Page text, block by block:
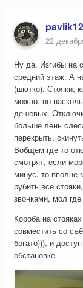
22
Ну да. Изгибы на
средний этаж. А
(шютко). Стояки,
можно, но
дешевых.
больше лень
перекрыть,
Вобщем где то
смотрят, если
минус, то вполне
рубить все
звонками, мол
Короба на
совместить со
богато))), и
обстановке.